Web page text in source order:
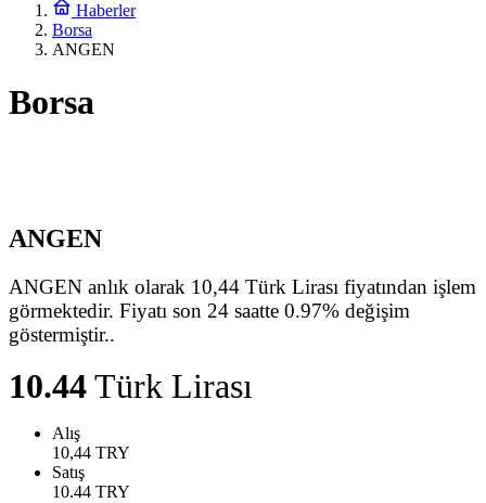
Haberler
Borsa
ANGEN
Borsa
ANGEN
ANGEN anlık olarak 10,44 Türk Lirası fiyatından işlem
görmektedir. Fiyatı son 24 saatte 0.97% değişim
göstermiştir..
10.44Türk Lirası
Alış
10,44 TRY
Satış
10.44 TRY